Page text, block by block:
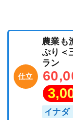
仕立
農業も
ぷり＜
ラン
イナダ